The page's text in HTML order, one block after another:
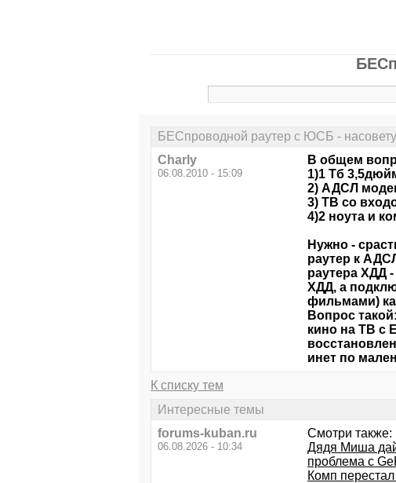
БЕСпроводной раутер с ЮСБ -
Charly
06.08.2010 - 15:09
В общем
1)1 Тб
2) АДСЛ
3) ТВ со
4)2 ноута и
Нужно -
раутер к
раутера ХДД
ХДД, а
фильмами)
Вопрос
кино на ТВ с
инет по
К списку тем
Интересные темы
forums-kuban.ru
06.08.2026 - 10:34
Смотри также:
Дядя Миша
проблема с
Комп